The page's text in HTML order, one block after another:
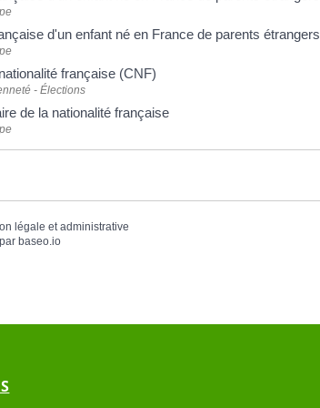
d'un enfant né en France de parents étrangers
française (CNF)
- Élections
de la nationalité française
légale et administrative
baseo.io